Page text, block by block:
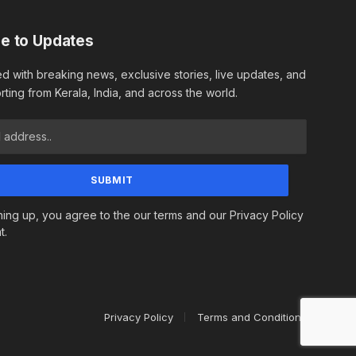
to Updates
with breaking news, exclusive stories, live updates, and
from Kerala, India, and across the world.
up, you agree to the our terms and our Privacy Policy
Privacy Policy Terms and Conditions